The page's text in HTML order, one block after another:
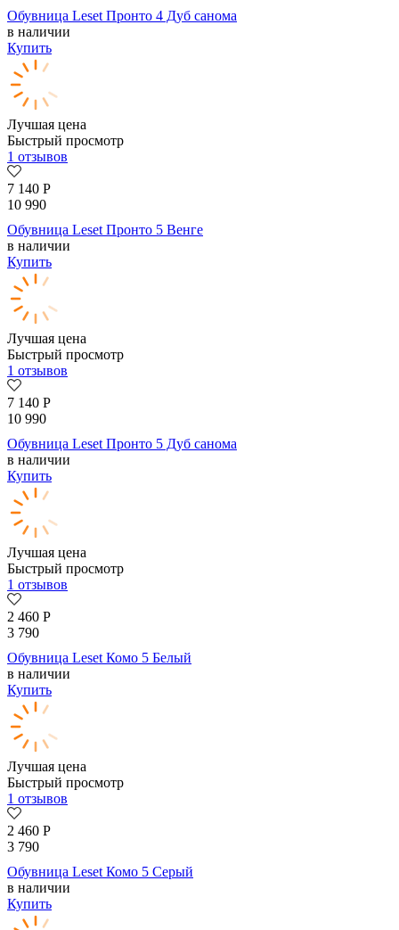
Обувница Leset Пронто 4 Дуб санома
в наличии
Купить
Лучшая цена
Быстрый просмотр
1 отзывов
7 140 Р
10 990
Обувница Leset Пронто 5 Венге
в наличии
Купить
Лучшая цена
Быстрый просмотр
1 отзывов
7 140 Р
10 990
Обувница Leset Пронто 5 Дуб санома
в наличии
Купить
Лучшая цена
Быстрый просмотр
1 отзывов
2 460 Р
3 790
Обувница Leset Комо 5 Белый
в наличии
Купить
Лучшая цена
Быстрый просмотр
1 отзывов
2 460 Р
3 790
Обувница Leset Комо 5 Серый
в наличии
Купить